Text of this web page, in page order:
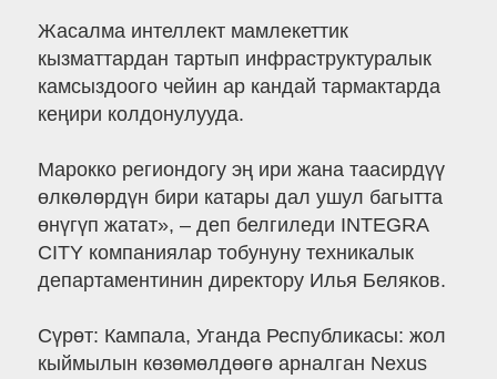
Жасалма интеллект мамлекеттик
кызматтардан тартып инфраструктуралык
камсыздоого чейин ар кандай тармактарда
кеңири колдонулууда.
Марокко региондогу эң ири жана таасирдүү
өлкөлөрдүн бири катары дал ушул багытта
өнүгүп жатат», – деп белгиледи INTEGRA
CITY компаниялар тобунуну техникалык
департаментинин директору Илья Беляков.
Сүрөт: Кампала, Уганда Республикасы: жол
кыймылын көзөмөлдөөгө арналган Nexus